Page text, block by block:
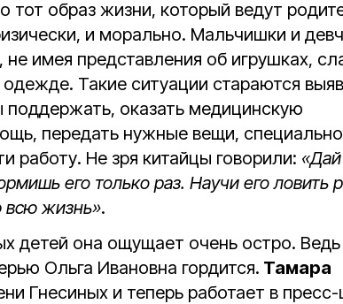
тот образ жизни, который ведут
и морально. Мальчишки и
не имея представления об игрушках,
Такие ситуации стараются
поддержать, оказать медицинскую
передать нужные вещи, специально
работу. Не зря китайцы говорили: «Дай
его только раз. Научи его ловить
всю жизнь».
детей она ощущает очень остро.
Ольга Ивановна гордится. Тамара
Гнесиных и теперь работает в пресс-